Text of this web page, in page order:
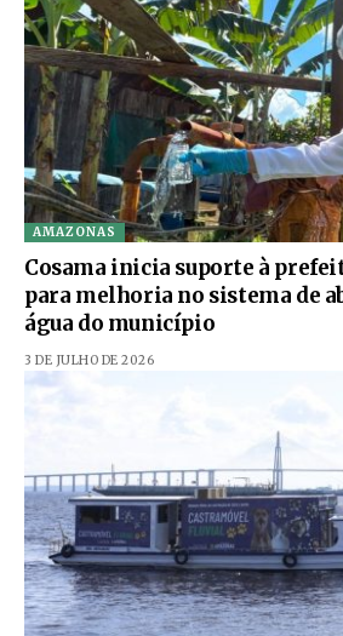
AMAZONAS
Cosama inicia suporte à
para melhoria no sistema de
água do município
3 DE JULHO DE 2026